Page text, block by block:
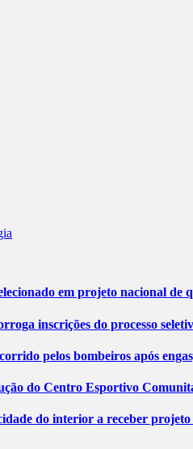
em projeto nacional de
inscrições do processo
pelos bombeiros após
do Centro Esportivo
do interior a receber